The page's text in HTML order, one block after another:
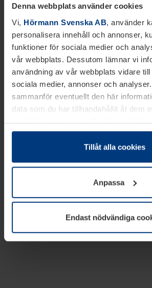
Denna webbplats använder cookies
Vi, Hörmann Svenska AB, använder
personalisera innehåll och annonser,
funktioner för sociala medier och
vår webbplats. Dessutom lämnar vi
användning av vår webbplats vidare
sociala medier, annonser och
sammanför eventuellt den här
data som du har tillhandahållit åt dem
samlat in inom ramen för din
Juridiskt kan vi lagra kakor på din
absolut nödvändiga för driften av den
godkännande kan du när som helst
informationen om kakor under
vår webbplats.
Tillåt alla cookies
Anpassa
Endast nödvändiga